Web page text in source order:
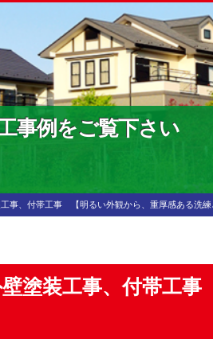
事例をご覧下さい
事、付帯工事 【明るい外観から、重厚感ある洗練
塗装工事、付帯工